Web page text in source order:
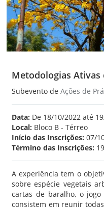
Metodologias Ativas
Subevento de Ações de
Data: De 18/10/2022 até
Local: Bloco B - Térreo
Início das Inscrições: 07/
Término das Inscrições:
A experiência tem o
sobre espécie vegetais
cartas de baralho, o
consistem em reunir